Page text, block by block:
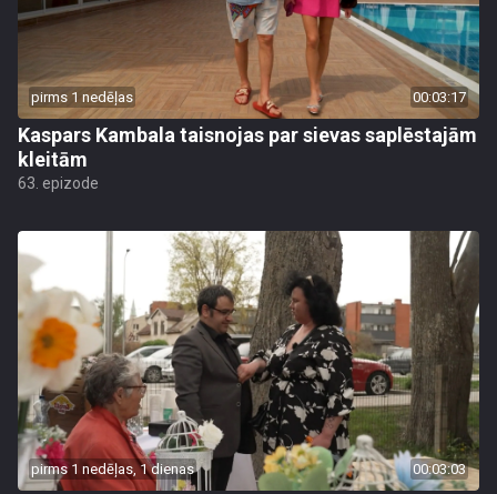
pirms 1 nedēļas 00:03:17
Kaspars Kambala taisnojas par sievas saplēstajām
kleitām
63. epizode
pirms 1 nedēļas, 1 dienas 00:03:03